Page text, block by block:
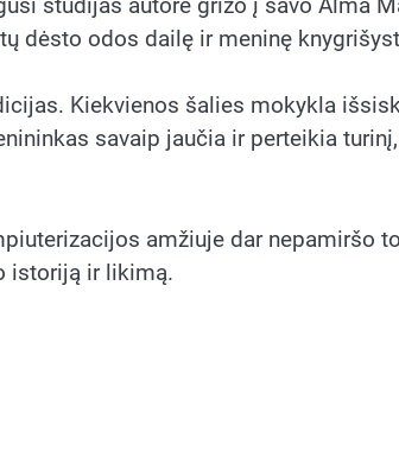
dėsto odos dailę ir meninę
Kiekvienos šalies mokykla
savaip jaučia ir perteikia turinį,
amžiuje dar nepamiršo to
istoriją ir likimą.